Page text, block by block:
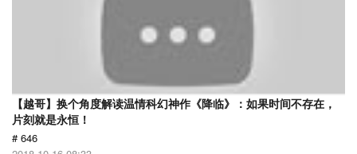
【越哥】换个角度解读温情科幻神作《降临》：如果时间不存在，
片刻就是永恒！
# 646